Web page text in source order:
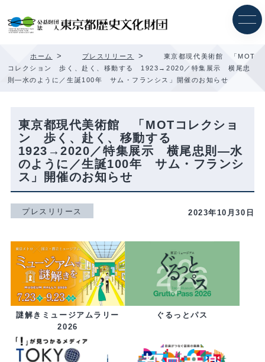
ホーム > プレスリリース >
東京都現代美術館 「MOT
コレクション 歩く、赴く、移動する 1923→2020／特集展示 横尾忠
則―水のように／生誕100年 サム・フランシス」開催のお知らせ
東京都現代美術館 「MOTコレクショ
ン 歩く、赴く、移動する
1923→2020／特集展示 横尾忠則―水
のように／生誕100年 サム・フランシ
ス」開催のお知らせ
プレスリリース 2023年10月30日
謎解きミュージアムラリー
2026
ぐるっとパス